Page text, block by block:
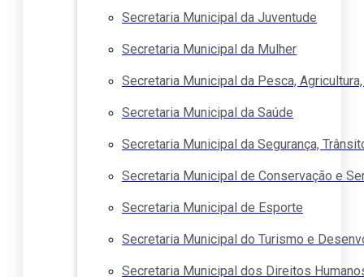
Secretaria Municipal da Juventude
Secretaria Municipal da Mulher
Secretaria Municipal da Pesca,
Secretaria Municipal da Saúde
Secretaria Municipal da Segurança,
Secretaria Municipal de Conservação e
Secretaria Municipal de Esporte
Secretaria Municipal do Turismo e
Secretaria Municipal dos Direitos